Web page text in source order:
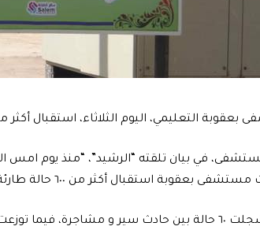
اليوم الثلاثاء، استقبال أكثر من 600 حالة طارئة خلال 24 ساعة
في بيان تلقته “الرشيد”، “منذ يوم امس
أكثر من ٦٠٠ حالة طارئة في يوم يمكن وصفه بالمأساوي بسبب الحوادث”.